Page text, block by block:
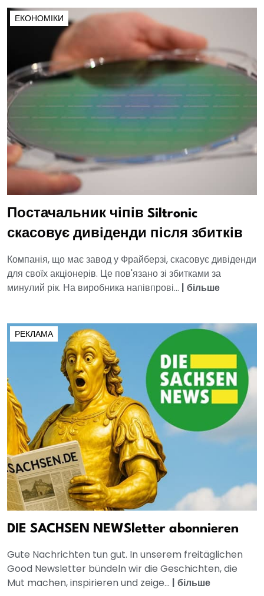
ЕКОНОМІКИ
Постачальник чіпів Siltronic
скасовує дивіденди після збитків
Компанія, що має завод у Фрайберзі, скасовує дивіденди
для своїх акціонерів. Це пов'язано зі збитками за
минулий рік. На виробника напівпрові... | більше
РЕКЛАМА
DIE SACHSEN NEWSletter abonnieren
Gute Nachrichten tun gut. In unserem freitäglichen
Good Newsletter bündeln wir die Geschichten, die
Mut machen, inspirieren und zeige... | більше